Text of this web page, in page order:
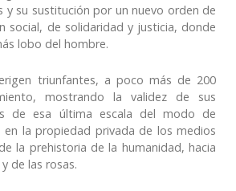
y su sustitución por un nuevo orden de
social, de solidaridad y justicia, donde
lobo del hombre.
triunfantes, a poco más de 200
mostrando la validez de sus
de esa última escala del modo de
en la propiedad privada de los medios
la prehistoria de la humanidad, hacia
de las rosas.